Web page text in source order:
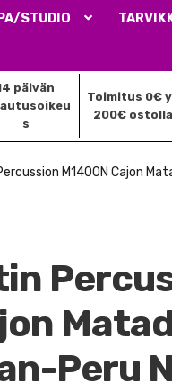
PA/STUDIO
päivän
s
Toimitus 0€
200€ ostolla
M1400N Cajon
Peru